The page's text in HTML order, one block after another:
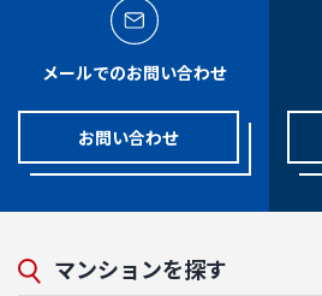
メールでのお問い合わせ
お問い合わせ
マンションを探す